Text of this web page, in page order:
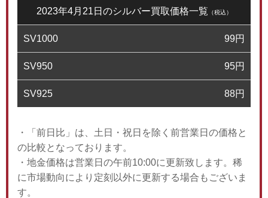
2023年4月21日のシルバー買取価格一覧 （税込）
SV1000 99円
SV950 95円
SV925 88円
・「前日比」は、土日・祝日を除く前営業日の価格と
の比較となっております。
・地金価格は営業日の午前10:00に更新致します。稀
に市場動向により定刻以外に更新する場合もございま
す。